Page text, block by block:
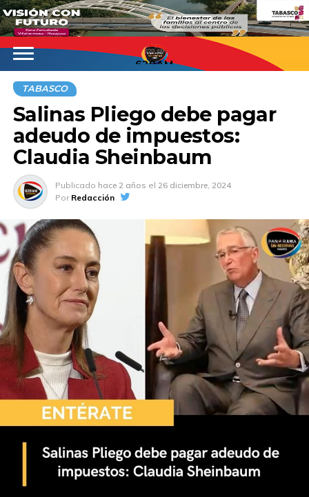
620AM
TABASCO
Salinas Pliego debe pagar
adeudo de impuestos:
Claudia Sheinbaum
Publicado hace 2 años el 26 diciembre, 2024
Por Redacción